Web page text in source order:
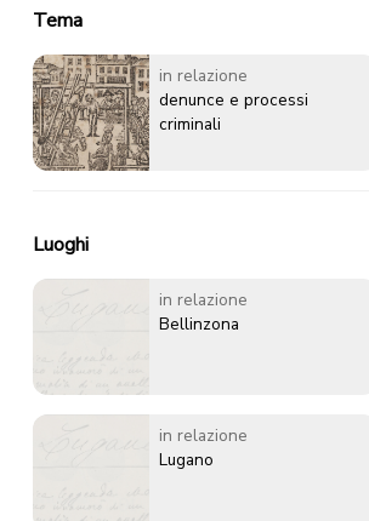
Tema
in relazione
denunce e processi
criminali
Luoghi
in relazione
Bellinzona
in relazione
Lugano